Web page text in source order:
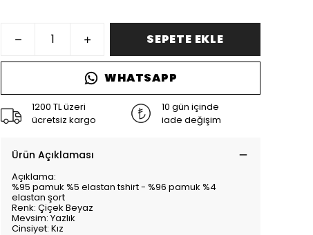
SEPETE EKLE
WHATSAPP
1200 TL üzeri
ücretsiz kargo
10 gün içinde
iade değişim
Ürün Açıklaması
Açıklama:
%95 pamuk %5 elastan tshirt - %96 pamuk %4
elastan şort
Renk: Çiçek Beyaz
Mevsim: Yazlık
Cinsiyet: Kız